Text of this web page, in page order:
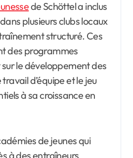
de Schöttel a inclus
plusieurs clubs locaux
structuré. Ces
des programmes
le développement des
d’équipe et le jeu
à sa croissance en
de jeunes qui
à des entraîneurs